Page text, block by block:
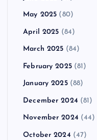
May 2025 (80)
April 2025 (84)
March 2025 (84)
February 2025(81)
January 2025(88)
December 2024 (81)
November 2024 (44)
October 2024 (47)